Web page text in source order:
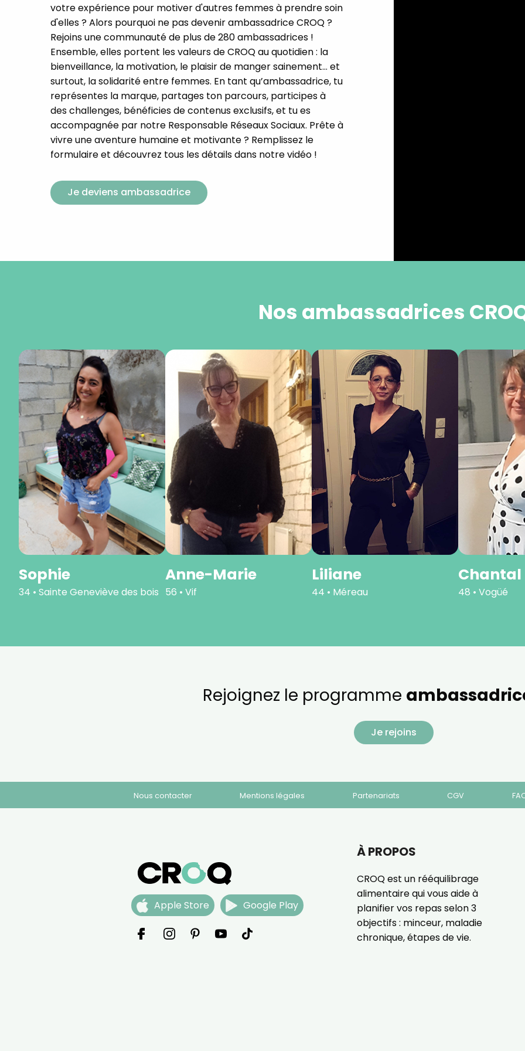
votre expérience pour motiver d'autres femmes à prendre soin
d'elles ? Alors pourquoi ne pas devenir ambassadrice CROQ ?
Rejoins une communauté de plus de 280 ambassadrices !
Ensemble, elles portent les valeurs de CROQ au quotidien : la
bienveillance, la motivation, le plaisir de manger sainement… et
surtout, la solidarité entre femmes. En tant qu’ambassadrice, tu
représentes la marque, partages ton parcours, participes à
des challenges, bénéficies de contenus exclusifs, et tu es
accompagnée par notre Responsable Réseaux Sociaux. Prête à
vivre une aventure humaine et motivante ? Remplissez le
formulaire et découvrez tous les détails dans notre vidéo !
Je deviens ambassadrice
Nos ambassadrices
Sophie
34 • Sainte Geneviève des bois
Anne-Marie
56 • Vif
Liliane
44 • Méreau
Chantal
48 • Vogüé
Rejoignez le programme
Je rejoins
Nous contacter Mentions légales Partenariats CGV
Apple Store Google Play
À PROPOS
CROQ est un rééquilibrage
alimentaire qui vous aide à
planifier vos repas selon 3
objectifs : minceur, maladie
chronique, étapes de vie.